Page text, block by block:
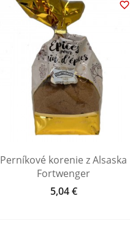

Perníkové korenie z Alsaska
Fortwenger
Cena
5,04 €